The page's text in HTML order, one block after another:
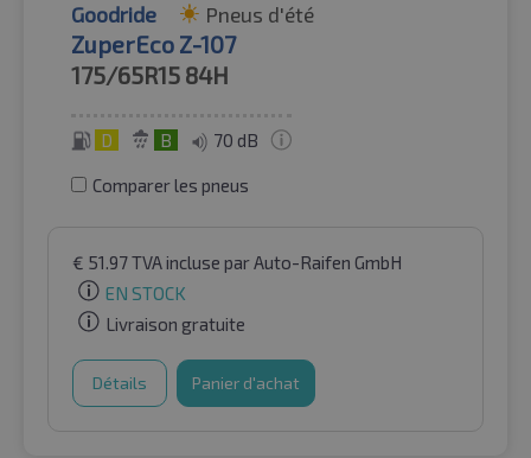
Goodride Pneus d'été
ZuperEco Z-107
175/65R15 84H
D B 70 dB
Comparer les pneus
€ 51.97TVA incluse par Auto-Raifen GmbH
EN STOCK
Livraison gratuite
Détails Panier d'achat